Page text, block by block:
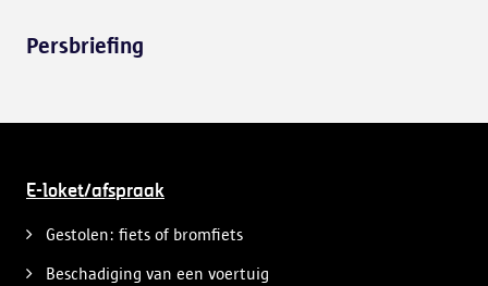
Persbriefing
E-loket/afspraak
Gestolen: fiets of bromfiets
Beschadiging van een voertuig